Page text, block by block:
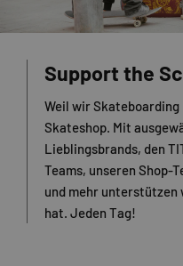
Support the
Weil wir Skateboarding
Skateshop. Mit
Lieblingsbrands, den
Teams, unseren Shop-
und mehr unterstützen
hat. Jeden Tag!